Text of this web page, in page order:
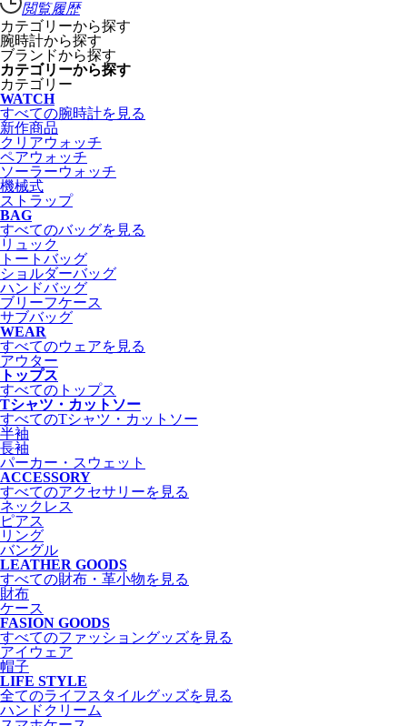
閲覧履歴
カテゴリーから探す
腕時計から探す
ブランドから探す
カテゴリーから探す
カテゴリー
WATCH
すべての腕時計を見る
新作商品
クリアウォッチ
ペアウォッチ
ソーラーウォッチ
機械式
ストラップ
BAG
すべてのバッグを見る
リュック
トートバッグ
ショルダーバッグ
ハンドバッグ
ブリーフケース
サブバッグ
WEAR
すべてのウェアを見る
アウター
トップス
すべてのトップス
Tシャツ・カットソー
すべてのTシャツ・カットソー
半袖
長袖
パーカー・スウェット
ACCESSORY
すべてのアクセサリーを見る
ネックレス
ピアス
リング
バングル
LEATHER GOODS
すべての財布・革小物を見る
財布
ケース
FASION GOODS
すべてのファッショングッズを見る
アイウェア
帽子
LIFE STYLE
全てのライフスタイルグッズを見る
ハンドクリーム